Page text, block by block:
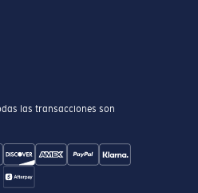
las transacciones son